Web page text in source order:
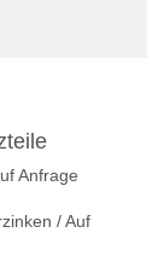
Anfrage
/ Auf